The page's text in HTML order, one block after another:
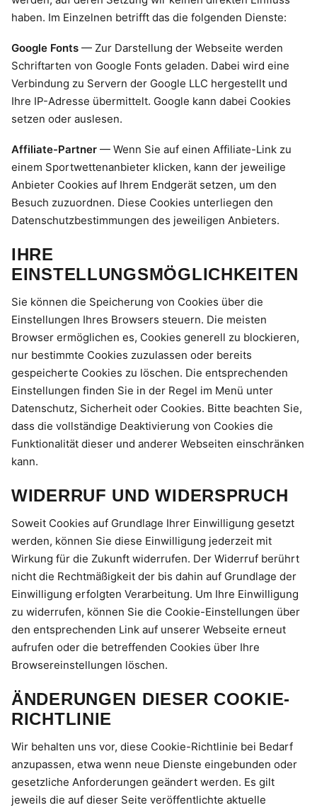
haben. Im Einzelnen betrifft das die folgenden Dienste:
Google Fonts — Zur Darstellung der Webseite werden
Schriftarten von Google Fonts geladen. Dabei wird eine
Verbindung zu Servern der Google LLC hergestellt und
Ihre IP-Adresse übermittelt. Google kann dabei Cookies
setzen oder auslesen.
Affiliate-Partner — Wenn Sie auf einen Affiliate-Link zu
einem Sportwettenanbieter klicken, kann der jeweilige
Anbieter Cookies auf Ihrem Endgerät setzen, um den
Besuch zuzuordnen. Diese Cookies unterliegen den
Datenschutzbestimmungen des jeweiligen Anbieters.
IHRE
EINSTELLUNGSMÖGLICHKEITEN
Sie können die Speicherung von Cookies über die
Einstellungen Ihres Browsers steuern. Die meisten
Browser ermöglichen es, Cookies generell zu blockieren,
nur bestimmte Cookies zuzulassen oder bereits
gespeicherte Cookies zu löschen. Die entsprechenden
Einstellungen finden Sie in der Regel im Menü unter
Datenschutz, Sicherheit oder Cookies. Bitte beachten Sie,
dass die vollständige Deaktivierung von Cookies die
Funktionalität dieser und anderer Webseiten einschränken
kann.
WIDERRUF UND WIDERSPRUCH
Soweit Cookies auf Grundlage Ihrer Einwilligung gesetzt
werden, können Sie diese Einwilligung jederzeit mit
Wirkung für die Zukunft widerrufen. Der Widerruf berührt
nicht die Rechtmäßigkeit der bis dahin auf Grundlage der
Einwilligung erfolgten Verarbeitung. Um Ihre Einwilligung
zu widerrufen, können Sie die Cookie-Einstellungen über
den entsprechenden Link auf unserer Webseite erneut
aufrufen oder die betreffenden Cookies über Ihre
Browsereinstellungen löschen.
ÄNDERUNGEN DIESER COOKIE-
RICHTLINIE
Wir behalten uns vor, diese Cookie-Richtlinie bei Bedarf
anzupassen, etwa wenn neue Dienste eingebunden oder
gesetzliche Anforderungen geändert werden. Es gilt
jeweils die auf dieser Seite veröffentlichte aktuelle